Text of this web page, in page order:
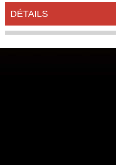
DÉTAILS